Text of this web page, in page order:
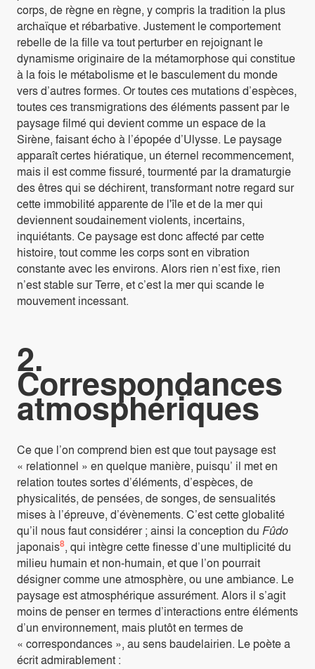
corps, de règne en règne, y compris la tradition la plus
archaïque et rébarbative. Justement le comportement
rebelle de la fille va tout perturber en rejoignant le
dynamisme originaire de la métamorphose qui constitue
à la fois le métabolisme et le basculement du monde
vers d’autres formes. Or toutes ces mutations d’espèces,
toutes ces transmigrations des éléments passent par le
paysage filmé qui devient comme un espace de la
Sirène, faisant écho à l’épopée d’Ulysse. Le paysage
apparaît certes hiératique, un éternel recommencement,
mais il est comme fissuré, tourmenté par la dramaturgie
des êtres qui se déchirent, transformant notre regard sur
cette immobilité apparente de l'île et de la mer qui
deviennent soudainement violents, incertains,
inquiétants. Ce paysage est donc affecté par cette
histoire, tout comme les corps sont en vibration
constante avec les environs. Alors rien n’est fixe, rien
n’est stable sur Terre, et c’est la mer qui scande le
mouvement incessant.
2.
Correspondances
atmosphériques
Ce que l’on comprend bien est que tout paysage est
« relationnel » en quelque manière, puisqu’ il met en
relation toutes sortes d’éléments, d’espèces, de
physicalités, de pensées, de songes, de sensualités
mises à l’épreuve, d’évènements. C’est cette globalité
qu’il nous faut considérer ; ainsi la conception du Fûdo
japonais8, qui intègre cette finesse d’une multiplicité du
milieu humain et non-humain, et que l’on pourrait
désigner comme une atmosphère, ou une ambiance. Le
paysage est atmosphérique assurément. Alors il s’agit
moins de penser en termes d’interactions entre éléments
d’un environnement, mais plutôt en termes de
« correspondances », au sens baudelairien. Le poète a
écrit admirablement :